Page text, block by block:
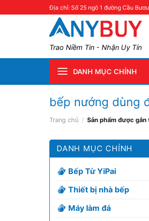
Địa chỉ: Số 25 ngõ 1 đường Cầu
Trao Niềm Tin - Nhận Uy Tín
DANH MỤC CHÍNH
bếp nướng dùng
Trang chủ / Sản phẩm được gắn
DANH MỤC CHÍNH
Bếp Từ YiPai
Thiết bị nhà bếp
Máy làm đá